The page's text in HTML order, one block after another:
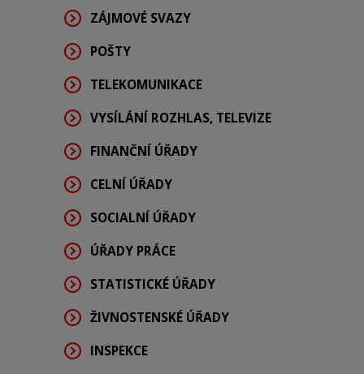
ZÁJMOVÉ SVAZY
POŠTY
TELEKOMUNIKACE
VYSÍLÁNÍ ROZHLAS, TELEVIZE
FINANČNÍ ÚŘADY
CELNÍ ÚŘADY
SOCIALNÍ ÚŘADY
ÚŘADY PRÁCE
STATISTICKÉ ÚŘADY
ŽIVNOSTENSKÉ ÚŘADY
INSPEKCE